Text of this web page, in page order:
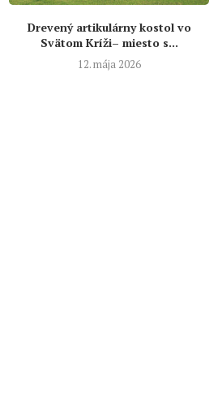
Drevený artikulárny kostol vo
Svätom Kríži– miesto s...
12. mája 2026